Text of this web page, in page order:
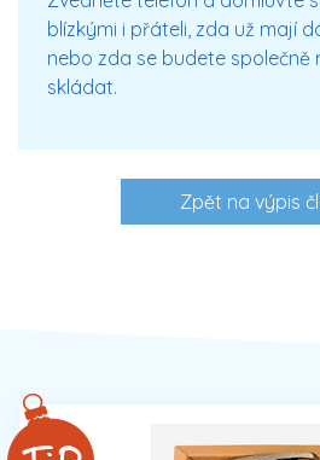
blízkými i přáteli, zda už mají
nebo zda se budete společně
skládat.
Zpět na výpis